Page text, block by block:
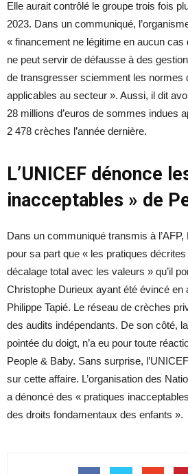
Elle aurait contrôlé le groupe trois fois
2023. Dans un communiqué,
« financement ne légitime en aucun cas
ne peut servir de défausse à des
de transgresser sciemment les normes
applicables au secteur ». Aussi, il dit
28 millions d’euros de sommes indues
2 478 crèches l’année dernière.
L’UNICEF dénonce
inacceptables » de
Dans un communiqué transmis à
pour sa part que « les pratiques
décalage total avec les valeurs » qu’il
Christophe Durieux ayant été évincé en
Philippe Tapié. Le réseau de crèches
des audits indépendants. De son côté,
pointée du doigt, n’a eu pour toute
People & Baby. Sans surprise,
sur cette affaire. L’organisation des
a dénoncé des « pratiques
des droits fondamentaux des enfants ».